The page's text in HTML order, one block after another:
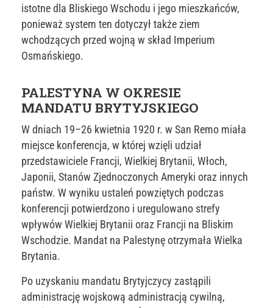
istotne dla Bliskiego Wschodu i jego mieszkańców,
ponieważ system ten dotyczył także ziem
wchodzących przed wojną w skład Imperium
Osmańskiego.
PALESTYNA W OKRESIE
MANDATU BRYTYJSKIEGO
W dniach 19–26 kwietnia 1920 r. w San Remo miała
miejsce konferencja, w której wzięli udział
przedstawiciele Francji, Wielkiej Brytanii, Włoch,
Japonii, Stanów Zjednoczonych Ameryki oraz innych
państw. W wyniku ustaleń powziętych podczas
konferencji potwierdzono i uregulowano strefy
wpływów Wielkiej Brytanii oraz Francji na Bliskim
Wschodzie. Mandat na Palestynę otrzymała Wielka
Brytania.
Po uzyskaniu mandatu Brytyjczycy zastąpili
administrację wojskową administracją cywilną,